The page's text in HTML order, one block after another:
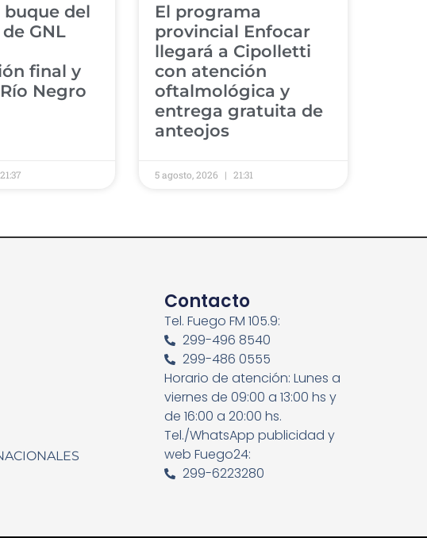
buque del
GNL
final y
Negro
21:37
​El programa
provincial Enfocar
llegará a Cipolletti
con atención
oftalmológica y
entrega gratuita de
anteojos
5 agosto, 2026 21:31
Contacto
Tel. Fuego FM 105.9:
299-496 8540
299-486 0555
Horario de atención: Lunes a
viernes de 09:00 a 13:00 hs y
de 16:00 a 20:00 hs.
Tel./WhatsApp publicidad y
web Fuego24:
299-6223280